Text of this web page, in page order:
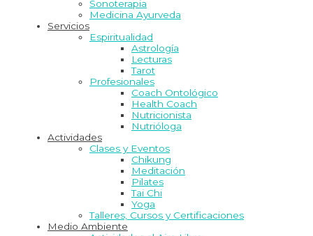
Sonoterapia
Medicina Ayurveda
Servicios
Espiritualidad
Astrología
Lecturas
Tarot
Profesionales
Coach Ontológico
Health Coach
Nutricionista
Nutrióloga
Actividades
Clases y Eventos
Chikung
Meditación
Pilates
Tai Chi
Yoga
Talleres, Cursos y Certificaciones
Medio Ambiente